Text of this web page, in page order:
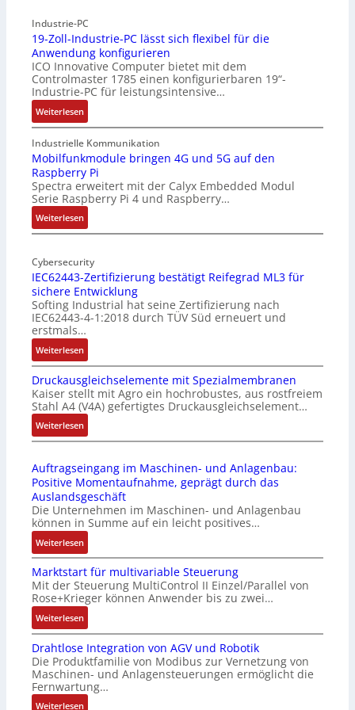
Industrie-PC
19-Zoll-Industrie-PC lässt sich flexibel für die
Anwendung konfigurieren
ICO Innovative Computer bietet mit dem
Controlmaster 1785 einen konfigurierbaren 19“-
Industrie-PC für leistungsintensive…
Weiterlesen:
1
9
-
Z
o
l
l
-
n
d
u
s
t
r
i
e
-
P
C
l
ä
s
t
s
i
c
h
f
l
e
x
i
b
e
l
f
ü
Industrielle Kommunikation
Mobilfunkmodule bringen 4G und 5G auf den
Raspberry Pi
Spectra erweitert mit der Calyx Embedded Modul
Serie Raspberry Pi 4 und Raspberry…
Weiterlesen:
M
b
i
l
f
u
n
k
m
o
d
u
l
e
r
i
n
g
e
n
G
u
n
d
5
G
a
u
Cybersecurity
IEC62443-Zertifizierung bestätigt Reifegrad ML3 für
sichere Entwicklung
Softing Industrial hat seine Zertifizierung nach
IEC62443-4-1:2018 durch TÜV Süd erneuert und
erstmals…
Weiterlesen:
I
E
6
2
4
3
-
Z
e
r
t
i
f
i
z
i
e
u
n
g
Druckausgleichselemente mit Spezialmembranen
Kaiser stellt mit Agro ein hochrobustes, aus rostfreiem
Stahl A4 (V4A) gefertigtes Druckausgleichselement…
Weiterlesen:
D
u
c
k
a
u
s
g
l
e
i
c
h
e
l
e
Auftragseingang im Maschinen- und Anlagenbau:
Positive Momentaufnahme, geprägt durch das
Auslandsgeschäft
Die Unternehmen im Maschinen- und Anlagenbau
können in Summe auf ein leicht positives…
Weiterlesen:
A
u
f
t
r
a
g
s
e
i
n
Marktstart für multivariable Steuerung
Mit der Steuerung MultiControl II Einzel/Parallel von
Rose+Krieger können Anwender bis zu zwei…
Weiterlesen:
M
a
r
k
t
s
Drahtlose Integration von AGV und Robotik
Die Produktfamilie von Modibus zur Vernetzung von
Maschinen- und Anlagensteuerungen ermöglicht die
Fernwartung…
Weiterlesen: